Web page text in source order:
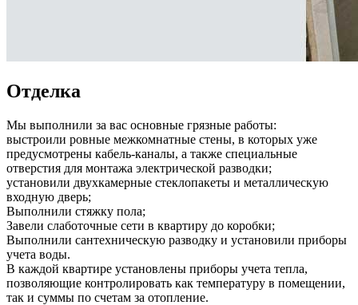
Отделка
Мы выполнили за вас основные грязные работы:
выстроили ровные межкомнатные стены, в которых уже
предусмотрены кабель-каналы, а также специальные
отверстия для монтажа электрической разводки;
установили двухкамерные стеклопакеты и металлическую
входную дверь;
Выполнили стяжку пола;
Завели слаботочные сети в квартиру до коробки;
Выполнили сантехническую разводку и установили приборы
учета воды.
В каждой квартире установлены приборы учета тепла,
позволяющие контролировать как температуру в помещении,
так и суммы по счетам за отопление.